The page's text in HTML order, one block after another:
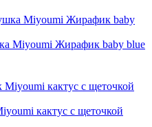
Мiyoumi Жирафик baby blue
кактус с щеточкой